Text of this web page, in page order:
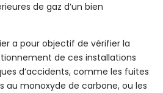
de gaz d’un bien
a pour objectif de vérifier la
de ces installations
d’accidents, comme les fuites
au monoxyde de carbone, ou les